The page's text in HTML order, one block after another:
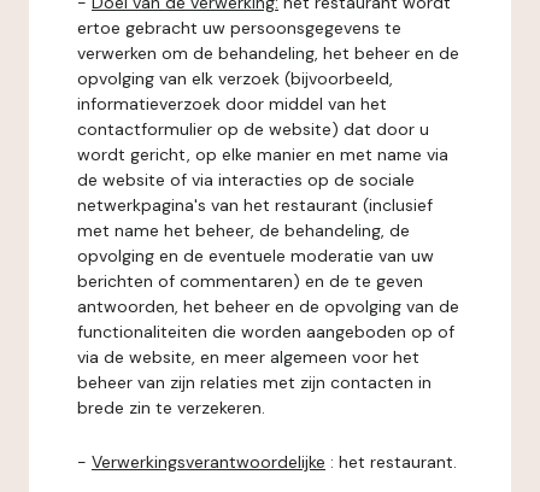
ertoe gebracht uw persoonsgegevens te
verwerken om de behandeling, het beheer en de
opvolging van elk verzoek (bijvoorbeeld,
informatieverzoek door middel van het
contactformulier op de website) dat door u
wordt gericht, op elke manier en met name via
de website of via interacties op de sociale
netwerkpagina's van het restaurant (inclusief
met name het beheer, de behandeling, de
opvolging en de eventuele moderatie van uw
berichten of commentaren) en de te geven
antwoorden, het beheer en de opvolging van de
functionaliteiten die worden aangeboden op of
via de website, en meer algemeen voor het
beheer van zijn relaties met zijn contacten in
brede zin te verzekeren.
- Verwerkingsverantwoordelijke : het restaurant.